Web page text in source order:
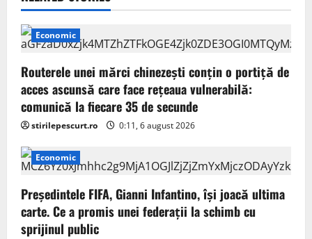
i
g
a
t
i
o
n
Economic
Routerele unei mărci chinezești conțin o portiță de
acces ascunsă care face rețeaua vulnerabilă:
comunică la fiecare 35 de secunde
stirilepescurt.ro 0:11, 6 august 2026
Economic
Președintele FIFA, Gianni Infantino, îşi joacă ultima
carte. Ce a promis unei federații la schimb cu
sprijinul public